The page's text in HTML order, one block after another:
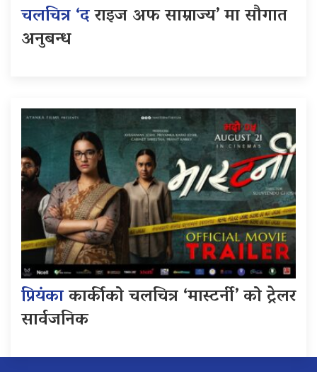
चलचित्र ‘दराइज अफ साम्राज्य’ मा सौगात
अनुबन्ध
प्रियंकाकार्कीको चलचित्र ‘मास्टर्नी’ को ट्रेलर
सार्वजनिक